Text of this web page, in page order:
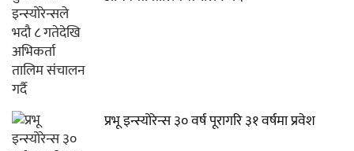
प्रभू इन्स्योरेन्स ३० वर्ष पूरागरि ३१ वर्षमा प्रवेश